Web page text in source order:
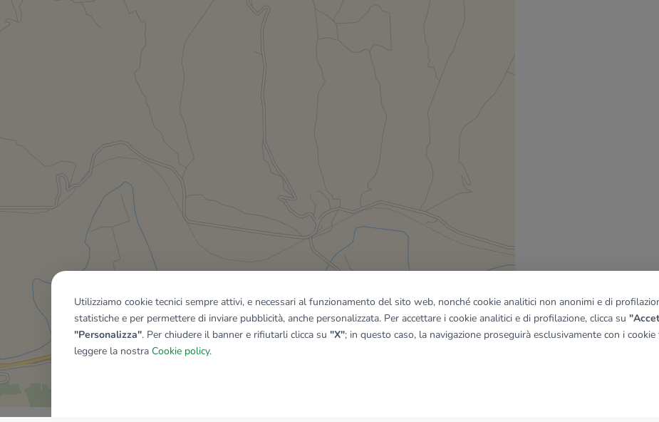
Mostra tutti gli immobili del riquadro
Utilizziamo cookie tecnici sempre attivi, e necessari al funzionamento del sito web, nonché cookie analitici non anonimi e di
statistiche e per permettere di inviare pubblicità, anche personalizzata. Per accettare i cookie analitici e di profilazione, clicca su
"Personalizza". Per chiudere il banner e rifiutarli clicca su "X"; in questo caso, la navigazione proseguirà esclusivamente con i
leggere la nostra Cookie policy.